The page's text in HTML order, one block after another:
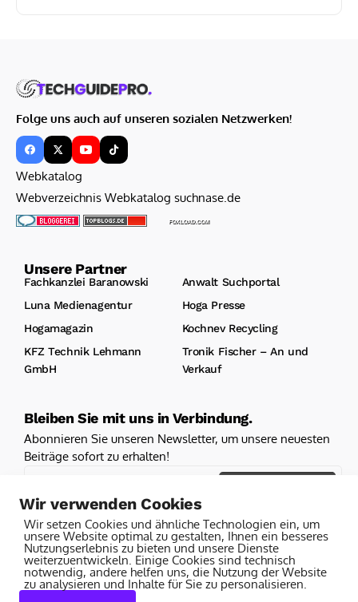
Folge uns auch auf unseren sozialen Netzwerken!
Webkatalog
Webverzeichnis Webkatalog suchnase.de
FOXLOAD.COM
Unsere Partner
Fachkanzlei Baranowski
Anwalt Suchportal
Luna Medienagentur
Hoga Presse
Hogamagazin
Kochnev Recycling
KFZ Technik Lehmann
GmbH
Tronik Fischer – An und
Verkauf
Bleiben Sie mit uns in Verbindung.
Abonnieren Sie unseren Newsletter, um unsere neuesten
Beiträge sofort zu erhalten!
Ich erkläre mich mit den Bedingungen und Konditionen
einverstanden
Anti-Roboter-Verifizierung
FriendlyCaptcha ⇗
Wir verwenden Cookies
Wir setzen Cookies und ähnliche Technologien ein, um
unsere Website optimal zu gestalten, Ihnen ein besseres
Nutzungserlebnis zu bieten und unsere Dienste
weiterzuentwickeln. Einige Cookies sind technisch
notwendig, andere helfen uns, die Nutzung der Website
zu analysieren und Inhalte für Sie zu personalisieren.